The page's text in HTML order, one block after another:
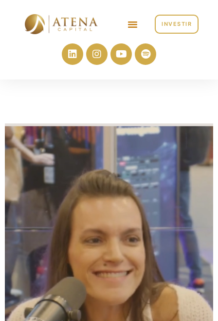
INVESTIR